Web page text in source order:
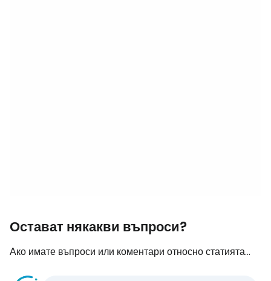
Остават някакви въпроси?
Ако имате въпроси или коментари относно статията...